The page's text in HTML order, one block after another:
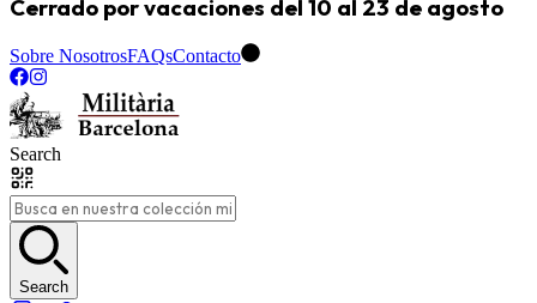
Cerrado por vacaciones del 10 al 23 de agosto
Sobre NosotrosFAQsContacto
Search
Search